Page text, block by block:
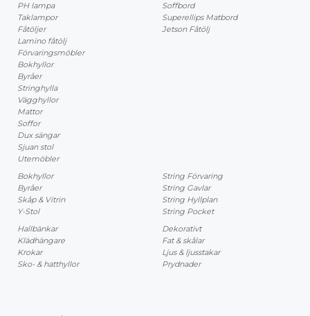
PH lampa
Taklampor
Fåtöljer
Lamino fåtölj
Förvaringsmöbler
Bokhyllor
Byråer
Stringhylla
Vägghyllor
Mattor
Soffor
Dux sängar
Sjuan stol
Utemöbler
Soffbord
Superellips Matbord
Jetson Fåtölj
Bokhyllor
Byråer
Skåp & Vitrin
Y-Stol
String Förvaring
String Gavlar
String Hyllplan
String Pocket
Hallbänkar
Klädhängare
Krokar
Sko- & hatthyllor
Dekorativt
Fat & skålar
Ljus & ljusstakar
Prydnader